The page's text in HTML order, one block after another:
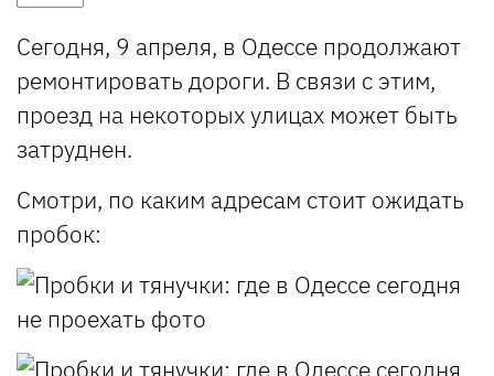
Сегодня, 9 апреля, в Одессе продолжают
ремонтировать дороги. В связи с этим,
проезд на некоторых улицах может быть
затруднен.
Смотри, по каким адресам стоит ожидать
пробок: